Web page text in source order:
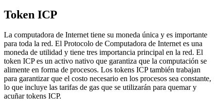
Token ICP
La computadora de Internet tiene su moneda única y es importante
para toda la red. El Protocolo de Computadora de Internet es una
moneda de utilidad y tiene tres importancia principal en la red. El
token ICP es un activo nativo que garantiza que la computación se
alimente en forma de procesos. Los tokens ICP también trabajan
para garantizar que el costo necesario en los procesos sea constante,
lo que incluye las tarifas de gas que se utilizarán para quemar y
acuñar tokens ICP.